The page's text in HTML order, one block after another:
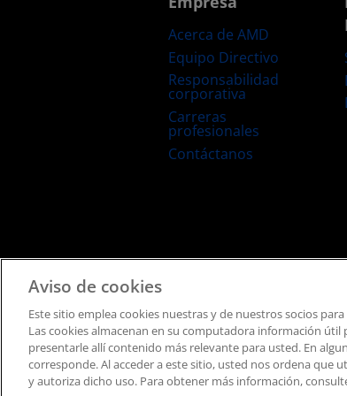
Acerca de AMD
Equipo Directivo
Responsabilidad
corporativa
Carreras
profesionales
Contáctanos
Términos y Condiciones
Aviso de cookies
Este sitio emplea cookies nuestras y de nuestros socios
Las cookies almacenan en su computadora información
presentarle allí contenido más relevante para usted. En
corresponde. Al acceder a este sitio, usted nos ordena que
y autoriza dicho uso.​​ Para obtener más información,